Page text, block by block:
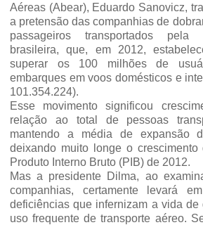
Aéreas (Abear), Eduardo Sanovicz,
a pretensão das companhias de
passageiros transportados pela
brasileira, que, em 2012,
superar os 100 milhões de
embarques em voos domésticos e
101.354.224).
Esse movimento significou
relação ao total de pessoas
mantendo a média de expansão
deixando muito longe o
Produto Interno Bruto (PIB) de 2012.
Mas a presidente Dilma, ao
companhias, certamente levará
deficiências que infernizam a vida
uso frequente de transporte aéreo.